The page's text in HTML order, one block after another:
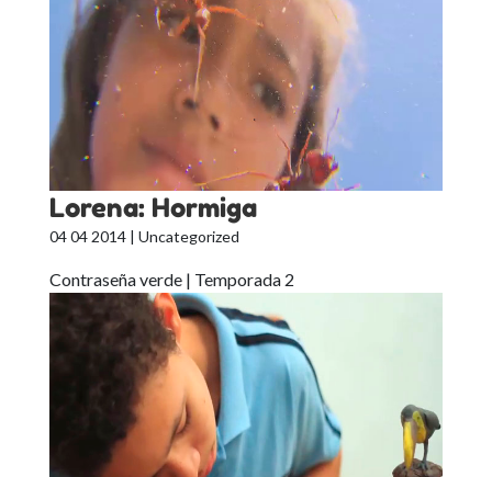
Lorena: Hormiga
04 04 2014| Uncategorized
Contraseña verde | Temporada 2